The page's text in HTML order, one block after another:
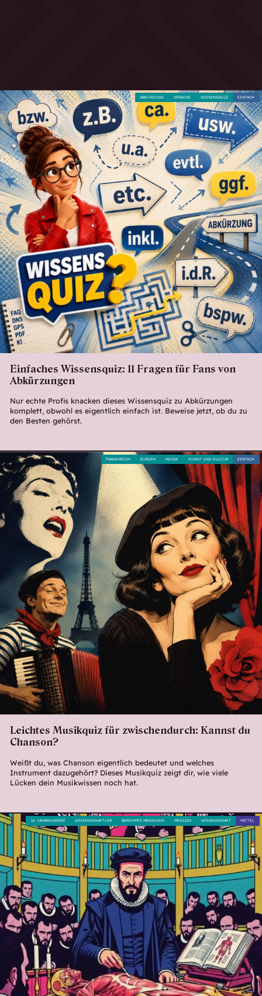
Einfaches Wissensquiz: 11 Fragen für Fans von
Abkürzungen
Nur echte Profis knacken dieses Wissensquiz zu Abkürzungen
komplett, obwohl es eigentlich einfach ist. Beweise jetzt, ob du zu
den Besten gehörst.
EINFACH
WISSENSQUIZ
SPRACHE
ABKÜRZUNG
Leichtes Musikquiz für zwischendurch: Kannst du
Chanson?
Weißt du, was Chanson eigentlich bedeutet und welches
Instrument dazugehört? Dieses Musikquiz zeigt dir, wie viele
Lücken dein Musikwissen noch hat.
EINFACH
KUNST UND KULTUR
MUSIK
EUROPA
FRANKREICH
MITTEL
WISSENSCHAFT
MEDIZIN
BERÜHMTE MENSCHEN
WISSENSCHAFTLER
16. JAHRHUNDERT